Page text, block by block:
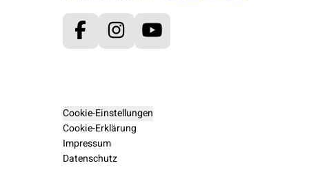
FacebookInstagram
Cookie-Einstellungen
Cookie-Erklärung
Impressum
Datenschutz